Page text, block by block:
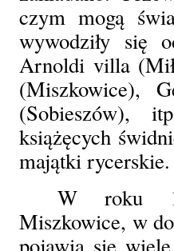
czym mogą
wywodziły się
Arnoldi villa
(Miszkowice),
(Sobieszów),
książęcych
majątki rycerskie.
W roku
Miszkowice, w
pojawia się